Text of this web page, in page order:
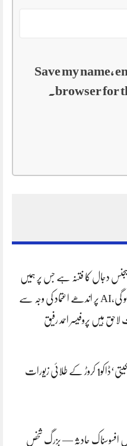
Save my name,
browser for
دجال کا فتنہ ہے جس پر ہمیں
فتح حاصل ہو گی،AI پر اندھے اعتماد کی وجہ سے
ہیں پروفیسر احمد رفیق
کلرسیداں ڈکیتی‘ڈاکو1 کروڑ کے طلائی زیورات
افسوسناک حادثہ — بزرگ شخص